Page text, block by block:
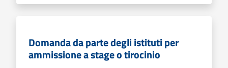
Domanda da parte degli istituti per
ammissione a stage o tirocinio